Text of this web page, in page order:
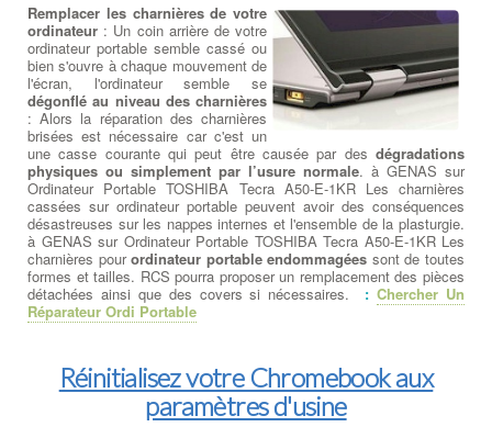
Remplacer les charnières de votre
ordinateur : Un coin arrière de votre
ordinateur portable semble cassé ou
bien s'ouvre à chaque mouvement de
l'écran, l'ordinateur semble se
dégonflé au niveau des charnières
: Alors la réparation des charnières
brisées est nécessaire car c'est un
une casse courante qui peut être causée par des dégradations
physiques ou simplement par l’usure normale. à GENAS sur
Ordinateur Portable TOSHIBA Tecra A50-E-1KR Les charnières
cassées sur ordinateur portable peuvent avoir des conséquences
désastreuses sur les nappes internes et l'ensemble de la plasturgie.
à GENAS sur Ordinateur Portable TOSHIBA Tecra A50-E-1KR Les
charnières pourordinateur portable endommagées sont de toutes
formes et tailles. RCS pourra proposer un remplacement des pièces
détachées ainsi que des covers si nécessaires. :Chercher Un
Réparateur Ordi Portable
Réinitialisez votre Chromebook aux
paramètres d'usine